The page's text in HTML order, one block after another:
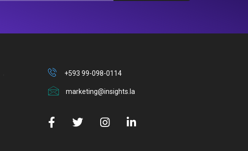
+593 99-098-0114
marketing@insights.la